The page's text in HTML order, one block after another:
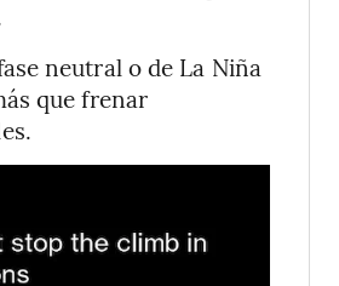
neutral o de La Niña
que frenar